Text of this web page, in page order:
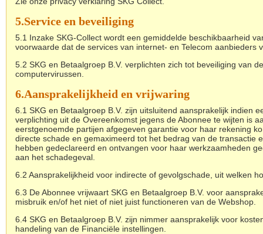
5.Service en beveiliging
5.1 Inzake SKG-Collect wordt een gemiddelde beschikbaarheid
voorwaarde dat de services van internet- en Telecom aanbieders
5.2 SKG en Betaalgroep B.V. verplichten zich tot beveiliging van
computervirussen.
6.Aansprakelijkheid en vrijwaring
6.1 SKG en Betaalgroep B.V. zijn uitsluitend aansprakelijk indien
verplichting uit de Overeenkomst jegens de Abonnee te wijten is
eerstgenoemde partijen afgegeven garantie voor haar rekening
directe schade en gemaximeerd tot het bedrag van de transactie
hebben gedeclareerd en ontvangen voor haar werkzaamheden
aan het schadegeval.
6.2 Aansprakelijkheid voor indirecte of gevolgschade, uit welken
6.3 De Abonnee vrijwaart SKG en Betaalgroep B.V. voor
misbruik en/of het niet of niet juist functioneren van de Webshop.
6.4 SKG en Betaalgroep B.V. zijn nimmer aansprakelijk voor
handeling van de Financiële instellingen.